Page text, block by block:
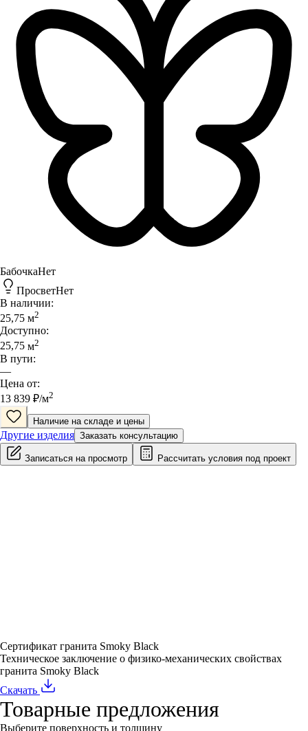
БабочкаНет
ПросветНет
В наличии:
25,75 м2
Доступно:
25,75 м2
В пути:
—
Цена от:
13 839 ₽/м2
Наличие на складе и цены
Другие изделия Заказать консультацию
Записаться на просмотр Рассчитать условия под проект
Сертификат гранита Smoky Black
Техническое заключение о физико-механических свойствах
гранита Smoky Black
Скачать
Товарные предложения
Выберите поверхность и толщину